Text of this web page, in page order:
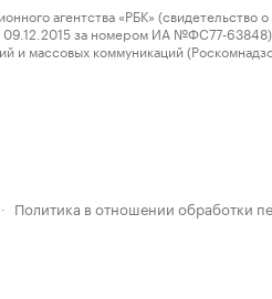
«РБК» (свидетельство о
за номером ИА №ФС77-63848)
и массовых коммуникаций
· Политика в отношении обработки